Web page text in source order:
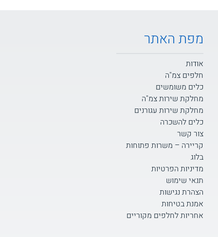
מפת האתר
אודות
חלפים צמ"ה
כלים משומשים
מחלקת שירות צמ"ה
מחלקת שירות עגורנים
כלים להשכרה
צור קשר
קריירה – משרות פתוחות
בלוג
מדיניות הפרטיות
תנאי שימוש
הצהרת נגישות
אמנת בטיחות
אחריות לחלפים מקוריים